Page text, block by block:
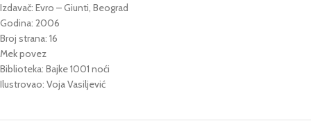
Izdavač: Evro – Giunti, Beograd
Godina: 2006
Broj strana: 16
Mek povez
Biblioteka: Bajke 1001 noći
Ilustrovao: Voja Vasiljević